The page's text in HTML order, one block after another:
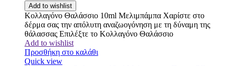
Add to wishlist
Κολλαγόνο Θαλάσσιο 10ml Μελιμπάμπα Χαρίστε στο
δέρμα σας την απόλυτη αναζωογόνηση με τη δύναμη της
θάλασσας Επιλέξτε το Κολλαγόνο Θαλάσσιο
Add to wishlist
Προσθήκη στο καλάθι
Quick view